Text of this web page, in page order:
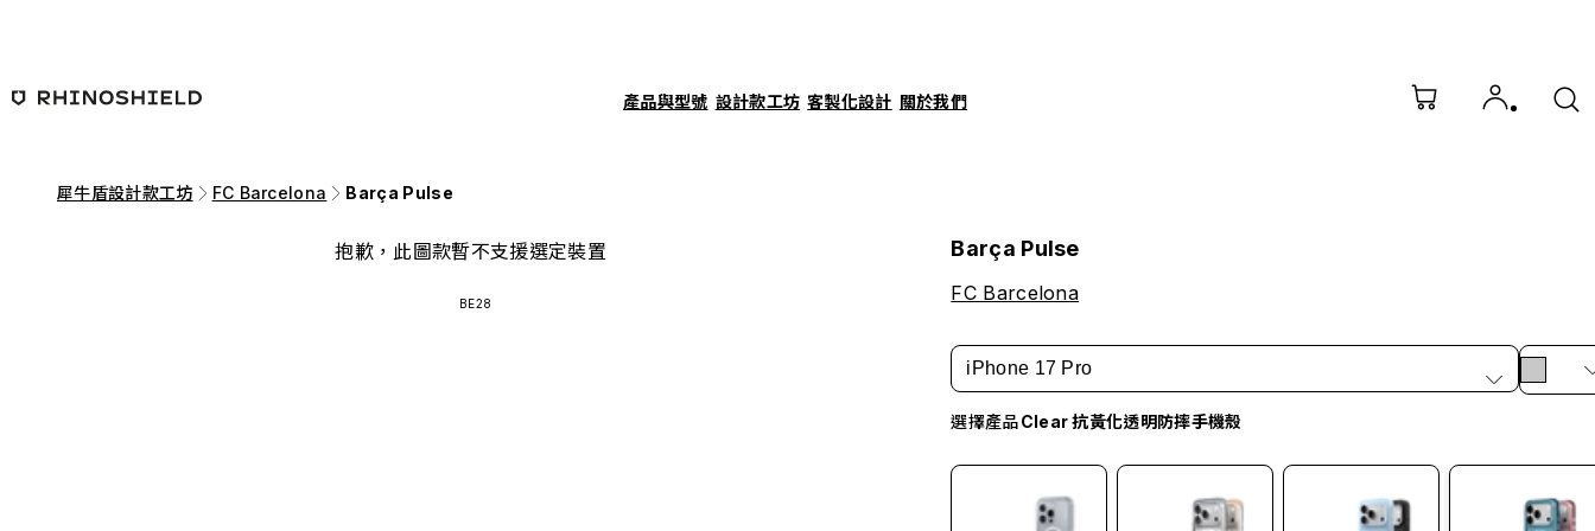
產品與型號 設計款工坊 客製化設計 關於我們
犀牛盾設計款工坊 FC Barcelona Barça Pulse
抱歉，此圖款暫不支援選定裝置
BE28
Barça Pulse
FC Barcelona
iPhone 17 Pro
選擇產品Clear 抗黃化透明防摔手機殼